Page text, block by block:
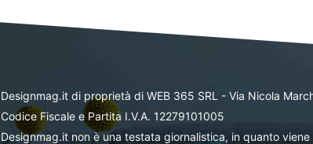
Designmag.it di proprietà di WEB 365 SRL - Via Nicola
Codice Fiscale e Partita I.V.A. 12279101005
Designmag.it non è una testata giornalistica, in quanto